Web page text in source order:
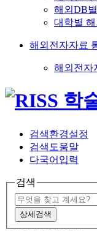
해외DB
대학별
해외전자자료
해외전자
검색환경설정
검색도움말
다국어입력
검색
상세검색